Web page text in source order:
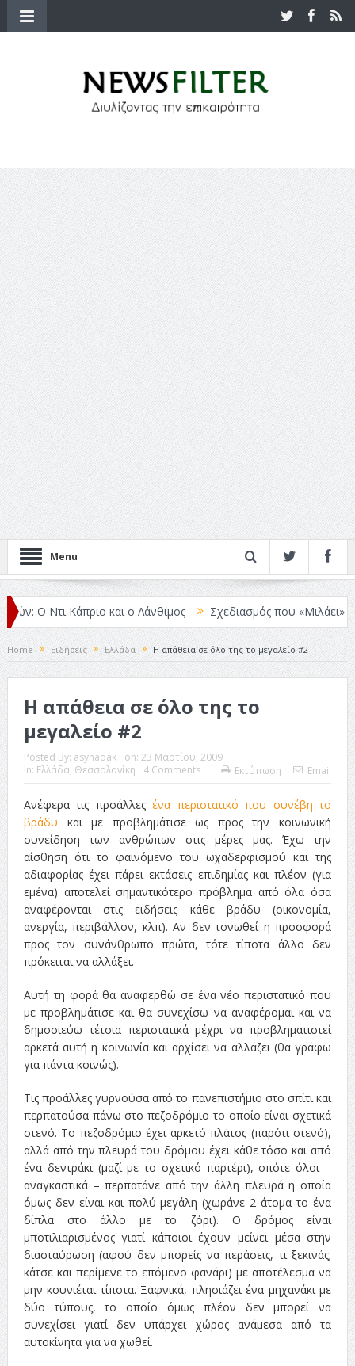
Menu
Ο Ντι Κάπριο και ο Λάνθιμος Σχεδιασμός που «Μιλάει» Χωρίς
Home Ειδήσεις Ελλάδα Η απάθεια σε όλο της το μεγαλείο #2
Η απάθεια σε όλο της το
μεγαλείο #2
Posted By: asynadak on: 23 Μαρτίου, 2009
In: Ελλάδα, Θεσσαλονίκη 4 Comments Εκτύπωση Email
Ανέφερα τις προάλλεςένα περιστατικό που συνέβη το
βράδυ και με προβλημάτισε ως προς την κοινωνική
συνείδηση των ανθρώπων στις μέρες μας. Έχω την
αίσθηση ότι το φαινόμενο του ωχαδερφισμού και της
αδιαφορίας έχει πάρει εκτάσεις επιδημίας και πλέον (για
εμένα) αποτελεί σημαντικότερο πρόβλημα από όλα όσα
αναφέρονται στις ειδήσεις κάθε βράδυ (οικονομία,
ανεργία, περιβάλλον, κλπ). Αν δεν τονωθεί η προσφορά
προς τον συνάνθρωπο πρώτα, τότε τίποτα άλλο δεν
πρόκειται να αλλάξει.
Αυτή τη φορά θα αναφερθώ σε ένα νέο περιστατικό που
με προβλημάτισε και θα συνεχίσω να αναφέρομαι και να
δημοσιεύω τέτοια περιστατικά μέχρι να προβληματιστεί
αρκετά αυτή η κοινωνία και αρχίσει να αλλάζει (θα γράφω
για πάντα κοινώς).
Τις προάλλες γυρνούσα από το πανεπιστήμιο στο σπίτι και
περπατούσα πάνω στο πεζοδρόμιο το οποίο είναι σχετικά
στενό. Το πεζοδρόμιο έχει αρκετό πλάτος (παρότι στενό),
αλλά από την πλευρά του δρόμου έχει κάθε τόσο και από
ένα δεντράκι (μαζί με το σχετικό παρτέρι), οπότε όλοι –
αναγκαστικά – περπατάνε από την άλλη πλευρά η οποία
όμως δεν είναι και πολύ μεγάλη (χωράνε 2 άτομα το ένα
δίπλα στο άλλο με το ζόρι). Ο δρόμος είναι
μποτιλιαρισμένος γιατί κάποιοι έχουν μείνει μέσα στην
διασταύρωση (αφού δεν μπορείς να περάσεις, τι ξεκινάς;
κάτσε και περίμενε το επόμενο φανάρι) με αποτέλεσμα να
μην κουνιέται τίποτα. Ξαφνικά, πλησιάζει ένα μηχανάκι με
δύο τύπους, το οποίο όμως πλέον δεν μπορεί να
συνεχίσει γιατί δεν υπάρχει χώρος ανάμεσα από τα
αυτοκίνητα για να χωθεί.